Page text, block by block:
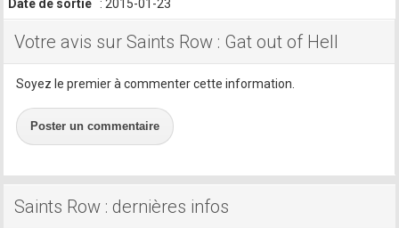
Date de sortie
: 2015-01-23
Votre avis sur Saints Row : Gat out of Hell
Soyez le premier à commenter cette information.
Poster un commentaire
Saints Row : dernières infos